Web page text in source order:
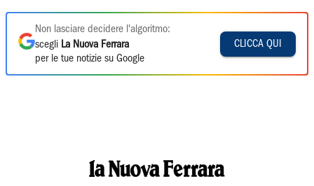
Non lasciare decidere l'algoritmo:
scegli La Nuova Ferrara
per le tue notizie su Google
CLICCA QUI